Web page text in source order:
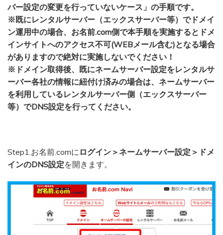
バー設定の変更を行っていないケース」の手順です。
※既にレンタルサーバー（エックスサーバー等）でドメイ
ン運用中の場合、お名前.com側で本手順を実施するとドメ
インサイトへのアクセス不可(WEBメール含む)となる場合
がありますので絶対に実施しないでください！
※ドメイン取得後、既にネームサーバー設定をレンタルサ
ーバー各社の情報に紐付け済みの場合は、 ネームサーバー
を利用しているレンタルサーバー側（エックスサーバー
等）でDNS設定を行ってください。
Step1.お名前.comに ログイン＞ネームサーバー設定＞ドメ
インのDNS設定を開きます。